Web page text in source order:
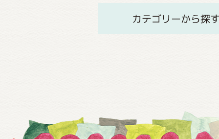
カテゴリーから探